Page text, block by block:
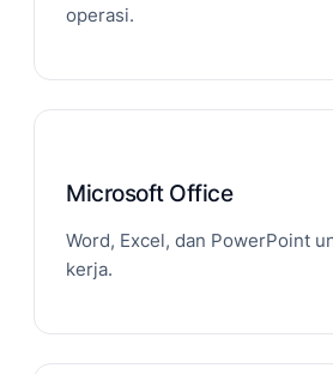
operasi.
Microsoft Office
Word, Excel, dan PowerPoint
kerja.